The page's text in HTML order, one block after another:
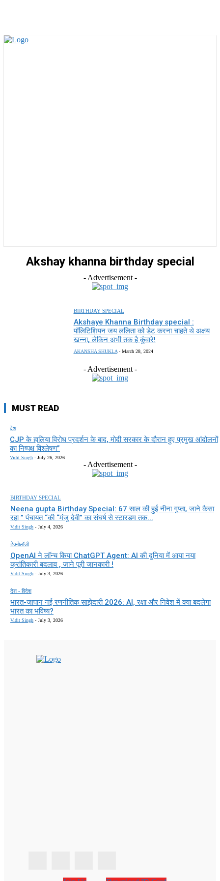
Akshay khanna birthday special
- Advertisement -
BIRTHDAY SPECIAL
Akshaye Khanna Birthday special :
पॉलिटिशियन जय ललिता को डेट करना चाहते थे अक्षय
खन्ना, लेकिन अभी तक है कुंवारे!
AKANSHA SHUKLA - March 28, 2024
- Advertisement -
MUST READ
देश
CJP के हालिया विरोध प्रदर्शन के बाद, मोदी सरकार के दौरान हुए प्रमुख आंदोलनों
का निष्पक्ष विश्लेषण”
Vidit Singh - July 26, 2026
- Advertisement -
BIRTHDAY SPECIAL
Neena gupta Birthday Special: 67 साल की हुईं नीना गुप्ता, जाने कैसा
रहा ” पंचायत “की “मंजु देवी” का संघर्ष से स्टारडम तक...
Vidit Singh - July 4, 2026
टेक्नोलॉजी
OpenAI ने लॉन्च किया ChatGPT Agent: AI की दुनिया में आया नया
क्रांतिकारी बदलाव , जाने पूरी जानकारी !
Vidit Singh - July 3, 2026
देश - विदेश
भारत-जापान नई रणनीतिक साझेदारी 2026: AI, रक्षा और निवेश में क्या बदलेगा
भारत का भविष्य?
Vidit Singh - July 3, 2026